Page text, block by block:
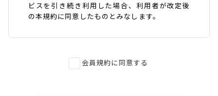
ビスを引き続き利用した場合、利用者が改定後
の本規約に同意したものとみなします。
当サイトを利用するにあたって、会員の住所、電
会員規約に同意する